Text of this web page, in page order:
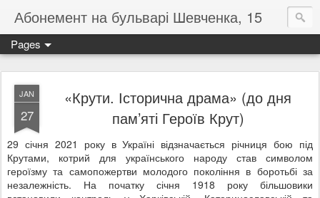
Абонемент на бульварі Шевченка, 15
Pages
JAN
27
«Крути. Історична драма» (до дня
пам’яті Героїв Крут)
29 січня 2021 року в Україні відзначається річниця бою під
Крутами, котрий для українського народу став символом
героїзму та самопожертви молодого покоління в боротьбі за
незалежність. На початку січня 1918 року більшовики